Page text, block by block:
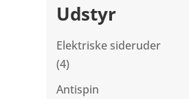
Batteri: 50 kWh
Hurtigladning: op til 100
DC lynladning (10-80%):
Udstyr
Elektriske sideruder
(4)
Antispin